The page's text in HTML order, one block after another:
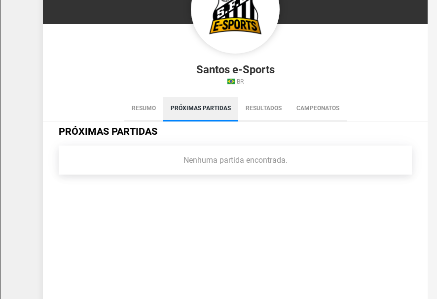
Santos e-Sports
BR
RESUMO PRÓXIMAS PARTIDAS RESULTADOS CAMPEONATOS
PRÓXIMAS PARTIDAS
Nenhuma partida encontrada.